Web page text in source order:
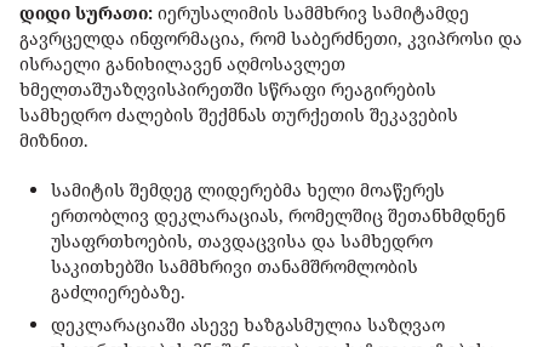
დიდი სურათი: იერუსალიმის სამმხრივ სამიტამდე
გავრცელდა ინფორმაცია, რომ საბერძნეთი, კვიპროსი და
ისრაელი განიხილავენ აღმოსავლეთ
ხმელთაშუაზღვისპირეთში სწრაფი რეაგირების
სამხედრო ძალების შექმნას თურქეთის შეკავების
მიზნით.
სამიტის შემდეგ ლიდერებმა ხელი მოაწერეს
ერთობლივ დეკლარაციას, რომელშიც შეთანხმდნენ
უსაფრთხოების, თავდაცვისა და სამხედრო
საკითხებში სამმხრივი თანამშრომლობის
გაძლიერებაზე.
დეკლარაციაში ასევე ხაზგასმულია საზღვაო